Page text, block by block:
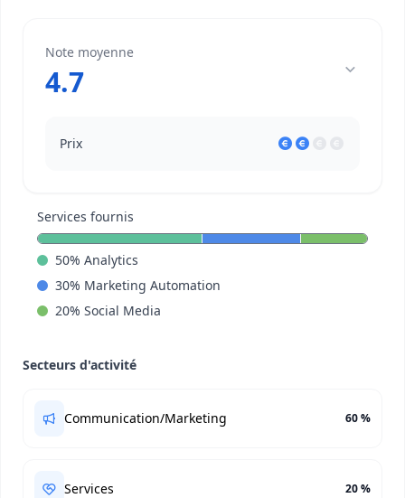
Note moyenne
4.7
Prix
Services fournis
50% Analytics
30% Marketing Automation
20% Social Media
Secteurs d'activité
Communication/Marketing 60 %
Services 20 %